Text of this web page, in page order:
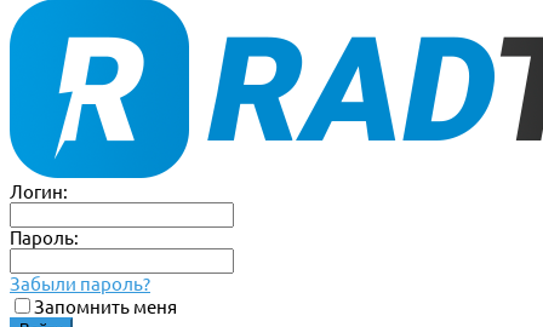
Логин:
Пароль:
Забыли пароль?
Запомнить меня